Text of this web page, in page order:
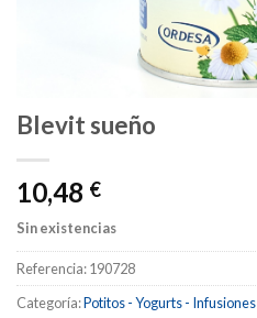
Blevit sueño
10,48 €
Sin existencias
Referencia:190728
Categoría:Potitos - Yogurts - Infusiones